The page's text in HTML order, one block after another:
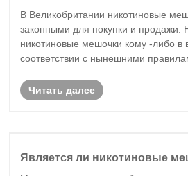
В Великобритании никотиновые
законными для покупки и продажи.
никотиновые мешочки кому -либо в
соответствии с нынешними
продуктом в Великобритании, и
Читать далее
Является ли никотиновые